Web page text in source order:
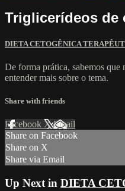
Triglicerídeos de
DIETA CETOGÊNICA
De forma prática, sabemos que
entender mais sobre o tema.
Share with friends
Facebook XEmail
Share on Facebook
Share on X
Share via Email
Up Next in DIETA